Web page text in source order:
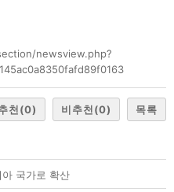
newsview.php?
천(0) 비추천(0) 목록
아 국가로 확산